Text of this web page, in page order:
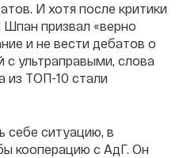
И хотя после критики
призвал «верно
и не вести дебатов о
ультраправыми, слова
из ТОП-10 стали
себе ситуацию, в
кооперацию с АдГ. Он